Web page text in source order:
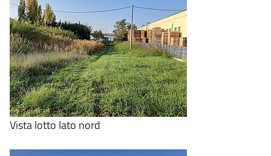
Vista lotto lato nord